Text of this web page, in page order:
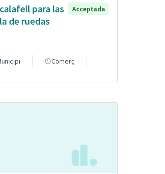
para las
de ruedas
Acceptada
Comerç